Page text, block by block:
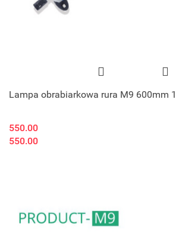
Lampa obrabiarkowa rura M9 600mm
550.00
550.00